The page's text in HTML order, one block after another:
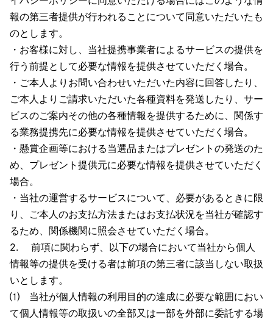
報の第三者提供が行われることについて同意いただいたも
のとします。
・お客様に対し、当社提携事業者によるサービスの提供を
行う前提として必要な情報を提供させていただく場合。
・ご本人よりお問い合わせいただいた内容に回答したり、
ご本人よりご請求いただいた各種資料を発送したり、サー
ビスのご案内その他の各種情報を提供するために、関係す
る業務提携先に必要な情報を提供させていただく場合。
・懸賞企画等における当選品またはプレゼントの発送のた
め、プレゼント提供元に必要な情報を提供させていただく
場合。
・当社の運営するサービスについて、必要があるときに限
り、ご本人のお支払方法またはお支払状況を当社が確認す
るため、関係機関に照会させていただく場合。
2. 前項に関わらず、以下の場合において当社から個人
情報等の提供を受ける者は前項の第三者に該当しない取扱
いとします。
⑴ 当社が個人情報の利用目的の達成に必要な範囲におい
て個人情報等の取扱いの全部又は一部を外部に委託する場